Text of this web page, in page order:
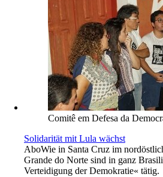
Comitê em Defesa da
Solidarität mit Lula wächst
AboWie in Santa Cruz im
Grande do Norte sind in ganz
Verteidigung der Demokratie« tätig.